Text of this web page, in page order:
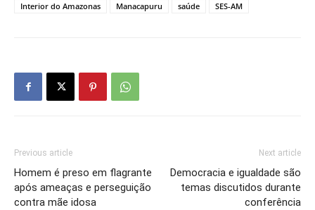
Interior do Amazonas
Manacapuru saúde SES-AM
Previous article
Homem é preso em flagrante
após ameaças e perseguição
contra mãe idosa
Next article
Democracia e igualdade são
temas discutidos durante
conferência